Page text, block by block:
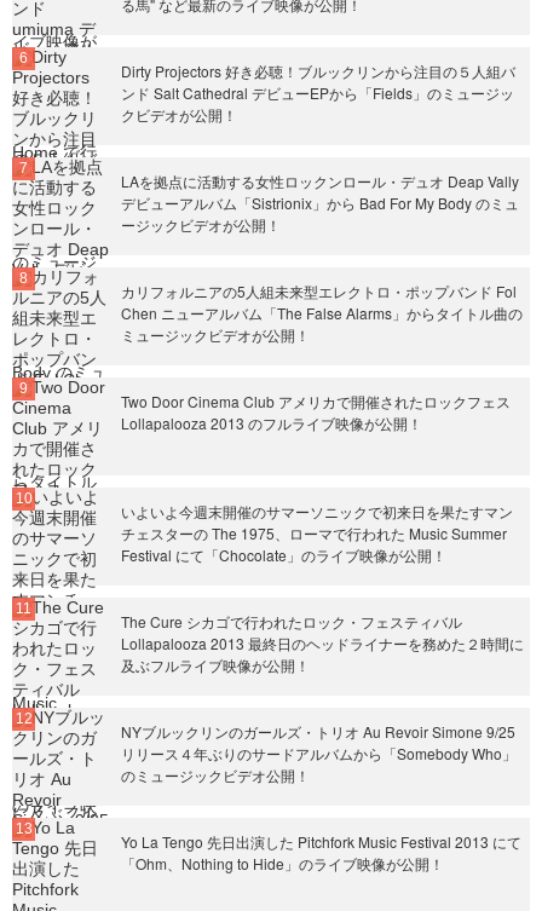
る馬" など最新のライブ映像が公開！
Dirty Projectors 好き必聴！ブルックリンから注目の５人組バ
ンド Salt Cathedral デビューEPから「Fields」のミュージッ
クビデオが公開！
LAを拠点に活動する女性ロックンロール・デュオ Deap Vally
デビューアルバム「Sistrionix」から Bad For My Body のミュ
ージックビデオが公開！
カリフォルニアの5人組未来型エレクトロ・ポップバンド Fol
Chen ニューアルバム「The False Alarms」からタイトル曲の
ミュージックビデオが公開！
Two Door Cinema Club アメリカで開催されたロックフェス
Lollapalooza 2013 のフルライブ映像が公開！
いよいよ今週末開催のサマーソニックで初来日を果たすマン
チェスターの The 1975、ローマで行われた Music Summer
Festival にて「Chocolate」のライブ映像が公開！
The Cure シカゴで行われたロック・フェスティバル
Lollapalooza 2013 最終日のヘッドライナーを務めた２時間に
及ぶフルライブ映像が公開！
NYブルックリンのガールズ・トリオ Au Revoir Simone 9/25
リリース４年ぶりのサードアルバムから「Somebody Who」
のミュージックビデオ公開！
Yo La Tengo 先日出演した Pitchfork Music Festival 2013 にて
「Ohm、Nothing to Hide」のライブ映像が公開！